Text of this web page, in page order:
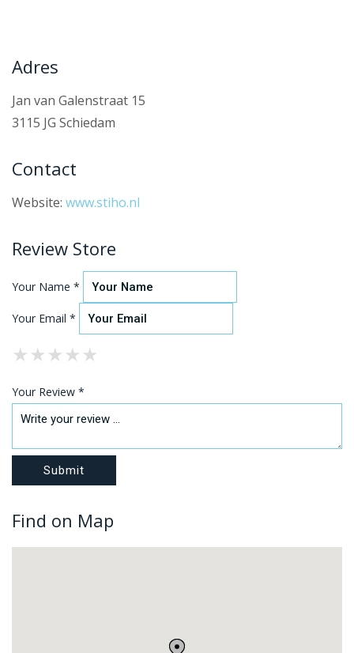
Adres
Jan van Galenstraat 15
3115 JG Schiedam
Contact
Website: www.stiho.nl
Review Store
Your Name *
Your Email *
★
★★
★★★
★★★★
★★★★★
Your Review *
Find on Map